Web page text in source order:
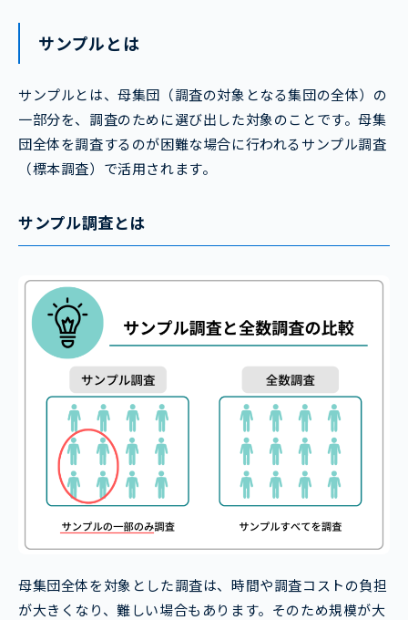
サンプルとは
サンプルとは、母集団（調査の対象となる集団の全体）の
一部分を、調査のために選び出した対象のことです。母集
団全体を調査するのが困難な場合に行われるサンプル調査
（標本調査）で活用されます。
サンプル調査とは
母集団全体を対象とした調査は、時間や調査コストの負担
が大きくなり、難しい場合もあります。そのため規模が大